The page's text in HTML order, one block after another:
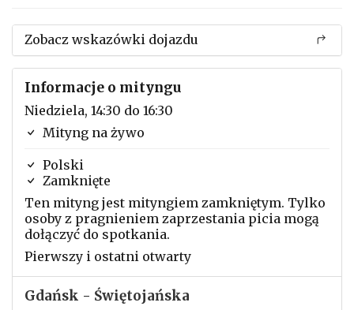
Zobacz wskazówki dojazdu
Informacje o mityngu
Niedziela, 14:30 do 16:30
Mityng na żywo
Polski
Zamknięte
Ten mityng jest mityngiem zamkniętym. Tylko
osoby z pragnieniem zaprzestania picia mogą
dołączyć do spotkania.
Pierwszy i ostatni otwarty
Gdańsk - Świętojańska